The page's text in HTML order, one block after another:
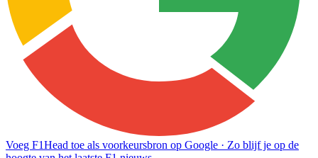
Voeg F1Head toe als voorkeursbron op Google · Zo blijf je op de